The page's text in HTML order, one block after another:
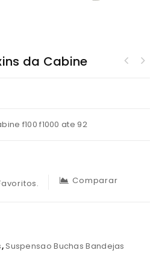
da Cabine
f100 f1000 ate 92
Comparar
,Suspensao Buchas Bandejas